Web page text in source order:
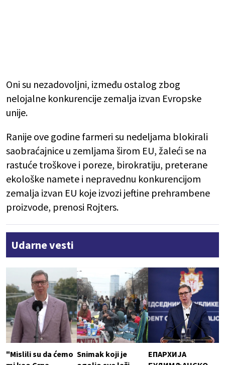
Oni su nezadovoljni, između ostalog zbog
nelojalne konkurencije zemalja izvan Evropske
unije.
Ranije ove godine farmeri su nedeljama blokirali
saobraćajnice u zemljama širom EU, žaleći se na
rastuće troškove i poreze, birokratiju, preterane
ekološke namete i nepravednu konkurencijom
zemalja izvan EU koje izvozi jeftine prehrambene
proizvode, prenosi Rojters.
Udarne vesti
"Mislili su da ćemo Snimak koji je
ЕПАРХИЈА